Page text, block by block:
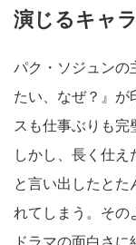
演じるキャ
パク・ソジュンの
たい、なぜ？』が
スも仕事ぶりも完
しかし、長く仕
と言い出したとた
れてしまう。その
ドラマの面白さに